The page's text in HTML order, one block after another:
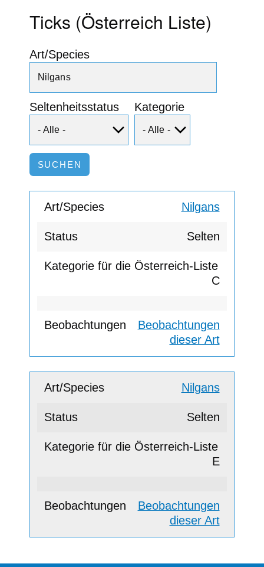
Ticks (Österreich Liste)
Art/Species
Seltenheitsstatus Kategorie
Nilgans
Selten
C
Beobachtungen
dieser Art
Nilgans
Selten
E
Beobachtungen
dieser Art